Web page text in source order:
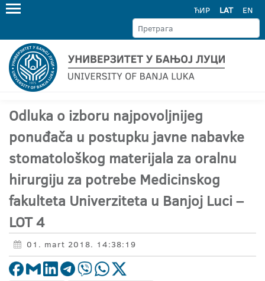
ЋИР LAT EN
Odluka o izboru najpovoljnijeg
ponuđača u postupku javne nabavke
stomatološkog materijala za oralnu
hirurgiju za potrebe Medicinskog
fakulteta Univerziteta u Banjoj Luci –
LOT 4
01. mart 2018. 14:38:19